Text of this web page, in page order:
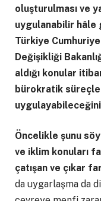
oluşturulması ve
uygulanabilir hâle
Türkiye
Değişikliği
aldığı konular
bürokratik
Öncelikle şunu
ve iklim konuları
çatışan ve çıkar
da uygarlaşma da